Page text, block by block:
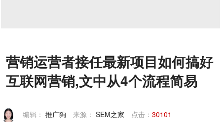
联系我们
营销运营者接任最新项目如何搞好
互联网营销,文中从4个流程简易
编辑： 推广狗 来源： SEM之家 点击： 30101